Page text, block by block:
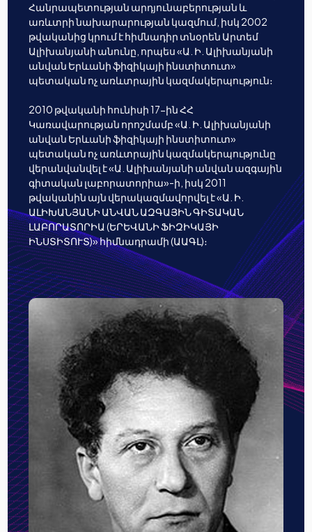
Հանրապետության արդյունաբերության և
առևտրի նախարարության կազմում, իսկ 2002
թվականից կրում է հիմնադիր տնօրեն Արտեմ
Ալիխանյանի անունը, որպես «Ա. Ի. Ալիխանյանի
անվան Երևանի ֆիզիկայի ինստիտուտ»
պետական ոչ առևտրային կազմակերպություն։
2010 թվականի հունիսի 17-ին ՀՀ
Կառավարության որոշմամբ «Ա. Ի. Ալիխանյանի
անվան Երևանի ֆիզիկայի ինստիտուտ»
պետական ոչ առևտրային կազմակերպությունը
վերանվանվել է «Ա. Ալիխանյանի անվան ազգային
գիտական լաբորատորիա»-ի, իսկ 2011
թվականին այն վերակազմավորվել է «Ա. Ի.
ԱԼԻԽԱՆՅԱՆԻ ԱՆՎԱՆ ԱԶԳԱՅԻՆ ԳԻՏԱԿԱՆ
ԼԱԲՈՐԱՏՈՐԻԱ (ԵՐԵՎԱՆԻ ՖԻԶԻԿԱՅԻ
ԻՆՍՏԻՏՈՒՏ)» հիմնադրամի (ԱԱԳԼ)։